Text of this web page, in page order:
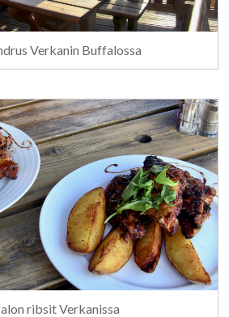
Verkanin Buffalossa
ribsit Verkanissa